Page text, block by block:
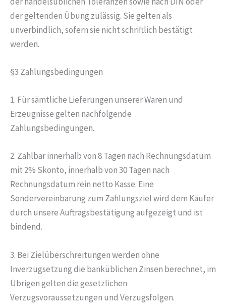
der geltenden Übung zulässig. Sie gelten als
unverbindlich, sofern sie nicht schriftlich bestätigt
werden.
§3 Zahlungsbedingungen
1. Für sämtliche Lieferungen unserer Waren und
Erzeugnisse gelten nachfolgende
Zahlungsbedingungen.
2. Zahlbar innerhalb von 8 Tagen nach Rechnungsdatum
mit 2% Skonto, innerhalb von 30 Tagen nach
Rechnungsdatum rein netto Kasse. Eine
Sondervereinbarung zum Zahlungsziel wird dem Käufer
durch unsere Auftragsbestätigung aufgezeigt und ist
bindend.
3. Bei Zielüberschreitungen werden ohne
Inverzugsetzung die banküblichen Zinsen berechnet, im
Übrigen gelten die gesetzlichen
Verzugsvoraussetzungen und Verzugsfolgen.